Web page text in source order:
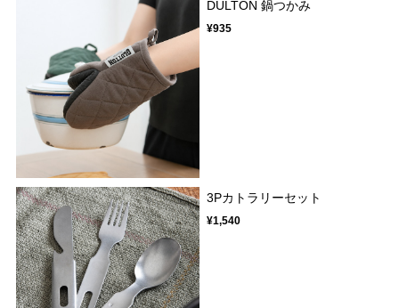
DULTON 鍋つかみ
¥935
3Pカトラリーセット
¥1,540